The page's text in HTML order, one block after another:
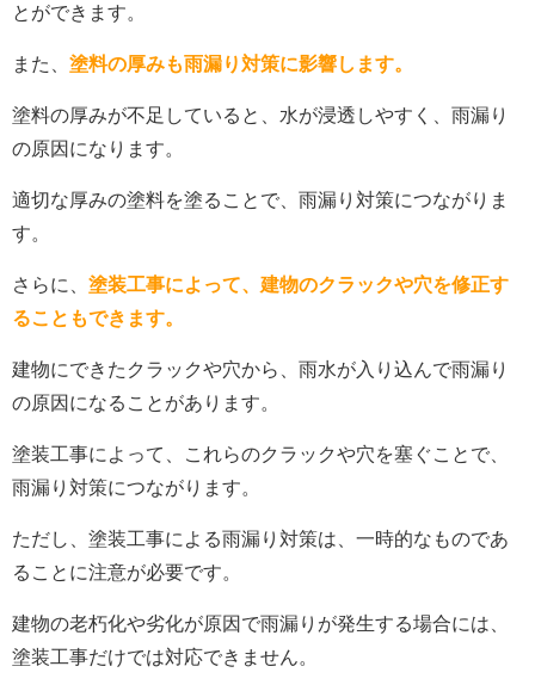
とができます。
また、 塗料の厚みも雨漏り対策に影響します。
塗料の厚みが不足していると、水が浸透しやすく、雨漏り
の原因になります。
適切な厚みの塗料を塗ることで、雨漏り対策につながりま
す。
さらに、 塗装工事によって、建物のクラックや穴を修正す
ることもできます。
建物にできたクラックや穴から、雨水が入り込んで雨漏り
の原因になることがあります。
塗装工事によって、これらのクラックや穴を塞ぐことで、
雨漏り対策につながります。
ただし、塗装工事による雨漏り対策は、一時的なものであ
ることに注意が必要です。
建物の老朽化や劣化が原因で雨漏りが発生する場合には、
塗装工事だけでは対応できません。